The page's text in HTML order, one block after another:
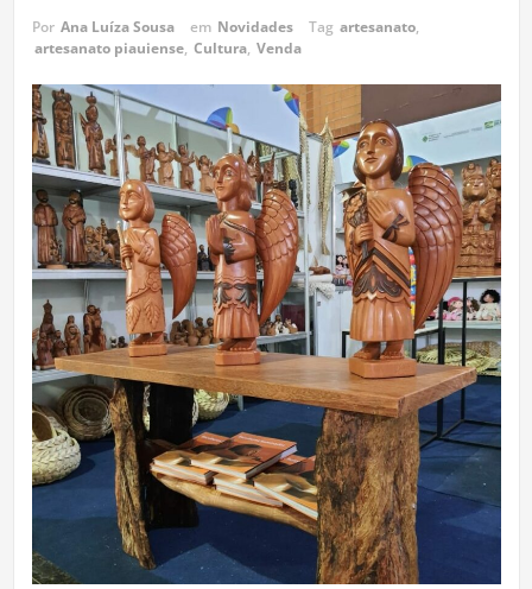
Por Ana Luíza Sousa em Novidades Tag artesanato,
artesanato piauiense, Cultura, Venda